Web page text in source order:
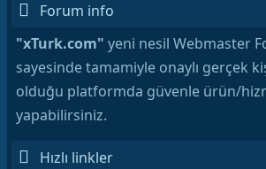
Forum info
"xTurk.com" yeni nesil Webmaster
sayesinde tamamiyle onaylı gerçek
olduğu platformda güvenle ürün/
yapabilirsiniz.
Hızlı linkler